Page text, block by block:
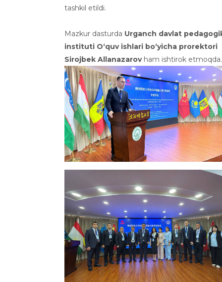
tashkil etildi.
Mazkur dasturda Urganch davlat
instituti O‘quv ishlari bo‘yicha prorektori
Sirojbek Allanazarovham ishtirok etmoqda.